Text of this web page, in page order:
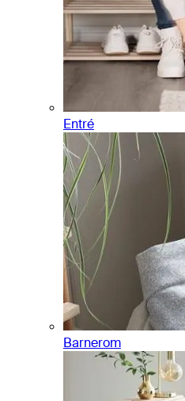
Entré
Barnerom